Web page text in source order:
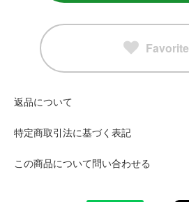
Favorite
返品について
特定商取引法に基づく表記
この商品について問い合わせる